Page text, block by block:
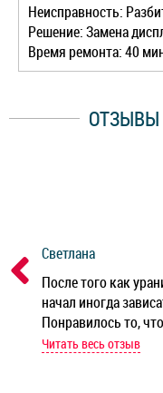
Неисправность:
Решение: Замена
Время ремонта: 40
Светлана
После того как
начал иногда
Понравилось то,
мастер при мне
работы и
Читать весь отзыв